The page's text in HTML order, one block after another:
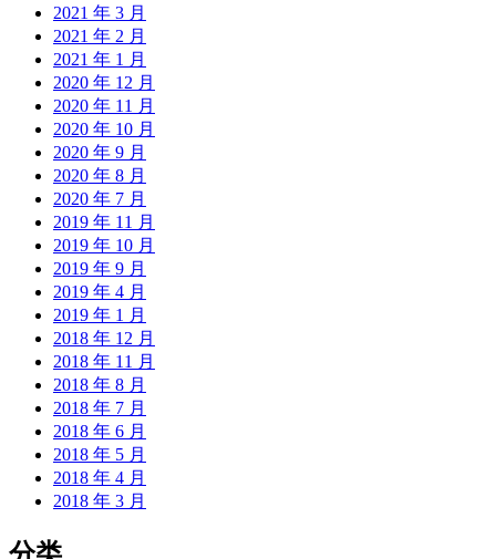
2021 年 3 月
2021 年 2 月
2021 年 1 月
2020 年 12 月
2020 年 11 月
2020 年 10 月
2020 年 9 月
2020 年 8 月
2020 年 7 月
2019 年 11 月
2019 年 10 月
2019 年 9 月
2019 年 4 月
2019 年 1 月
2018 年 12 月
2018 年 11 月
2018 年 8 月
2018 年 7 月
2018 年 6 月
2018 年 5 月
2018 年 4 月
2018 年 3 月
分类